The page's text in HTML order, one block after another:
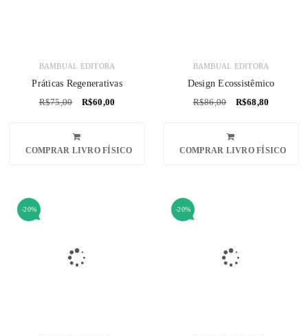
BAMBUAL EDITORA
Práticas Regenerativas
R$75,00 R$60,00
COMPRAR LIVRO FÍSICO
BAMBUAL EDITORA
Design Ecossistêmico
R$86,00 R$68,80
COMPRAR LIVRO FÍSICO
-20% -20%